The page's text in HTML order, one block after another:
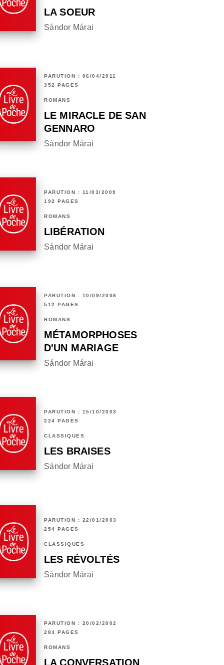
LA SOEUR
Sándor Márai
PARUTION : 06/04/2011
352 PAGES
ROMANS
LE MIRACLE DE SAN
GENNARO
Sándor Márai
PARUTION : 11/03/2009
192 PAGES
ROMANS
LIBÉRATION
Sándor Márai
PARUTION : 10/09/2008
512 PAGES
ROMANS
MÉTAMORPHOSES
D'UN MARIAGE
Sándor Márai
PARUTION : 15/10/2003
224 PAGES
CLASSIQUES
LES BRAISES
Sándor Márai
PARUTION : 22/01/2003
254 PAGES
CLASSIQUES
LES RÉVOLTÉS
Sándor Márai
PARUTION : 20/02/2002
284 PAGES
ROMANS
LA CONVERSATION